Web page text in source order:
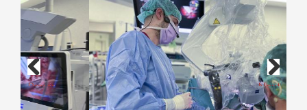
Previous Next